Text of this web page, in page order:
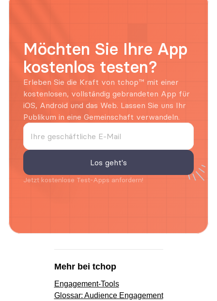
Möchten Sie Ihre App
kostenlos testen?
Erleben Sie die Kraft von tchop™ mit einer
kostenlosen, vollständig gebrandeten App für
iOS, Android und das Web. Lassen Sie uns Ihr
Publikum in eine Gemeinschaft verwandeln.
Jetzt kostenlose Test-Apps anfordern!
Mehr bei tchop
Engagement-Tools
Glossar: Audience Engagement